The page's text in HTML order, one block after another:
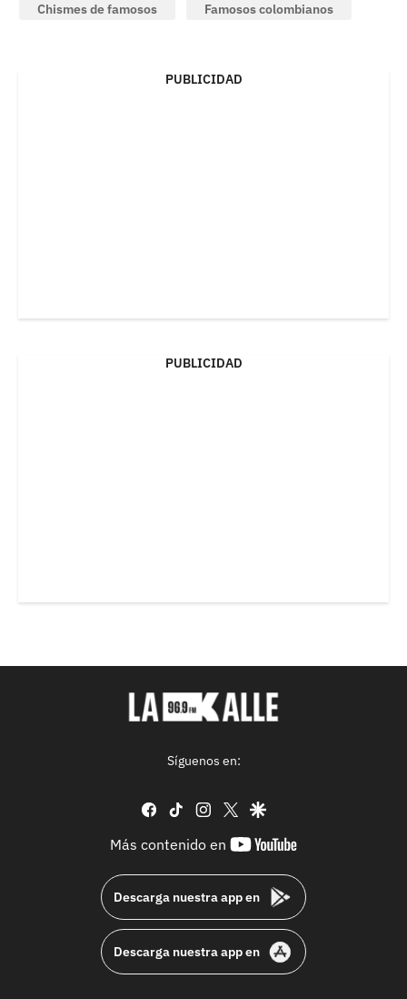
Chismes de famosos
Famosos colombianos
PUBLICIDAD
PUBLICIDAD
Síguenos en:
facebook
tiktok instagram
twittergoogle
Más contenido en
youtube-
Descarga nuestra app en
Descarga nuestra app en